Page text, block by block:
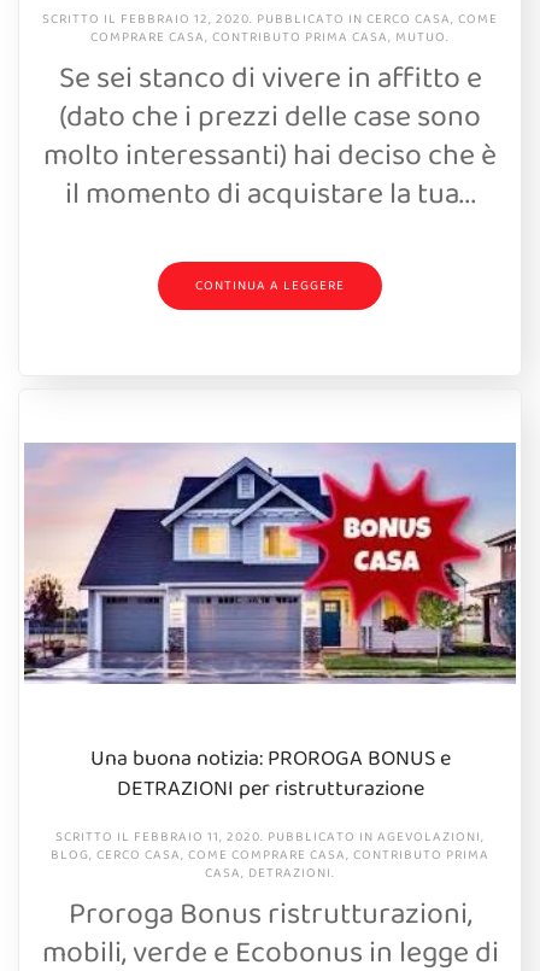
SCRITTO IL FEBBRAIO 12, 2020. PUBBLICATO IN CERCO CASA, COME
COMPRARE CASA, CONTRIBUTO PRIMA CASA, MUTUO.
Se sei stanco di vivere in affitto e
(dato che i prezzi delle case sono
molto interessanti) hai deciso che è
il momento di acquistare la tua...
CONTINUA A LEGGERE
Una buona notizia: PROROGA BONUS e
DETRAZIONI per ristrutturazione
SCRITTO IL FEBBRAIO 11, 2020. PUBBLICATO IN AGEVOLAZIONI,
BLOG, CERCO CASA, COME COMPRARE CASA, CONTRIBUTO PRIMA
CASA, DETRAZIONI.
Proroga Bonus ristrutturazioni,
mobili, verde e Ecobonus in legge di